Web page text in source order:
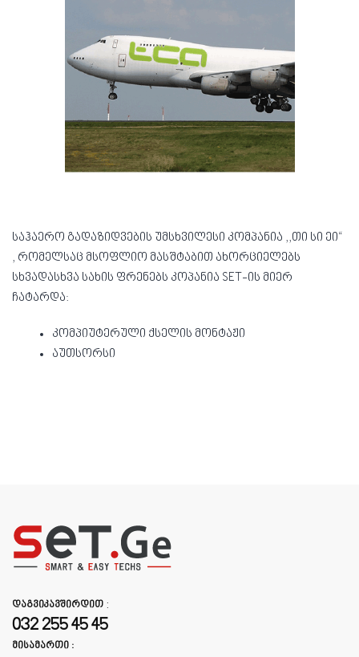
საჰაერო გადაზიდვების უმსხვილესი კომპანია ,,თი სი ეი“
, რომელსაც მსოფლიო მასშტაბით ახორციელებს
სხვადასხვა სახის ფრენებს კოპანია SET-ის მიერ
ჩატარდა:
კომპიუტერული ქსელის მონტაჟი
აუთსორსი
დაგვიკავშირდით :
032 255 45 45
მისამართი :